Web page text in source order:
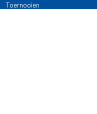
Toernooien